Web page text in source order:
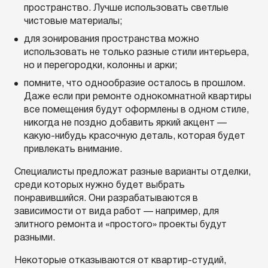
пространство. Лучше использовать светлые
чистовые материалы;
для зонирования пространства можно
использовать не только разные стили интерьера,
но и перегородки, колонны и арки;
помните, что однообразие осталось в прошлом.
Даже если при ремонте однокомнатной квартиры
все помещения будут оформлены в одном стиле,
никогда не поздно добавить яркий акцент —
какую-нибудь красочную деталь, которая будет
привлекать внимание.
Специалисты предложат разные варианты отделки,
среди которых нужно будет выбрать
понравившийся. Они разрабатываются в
зависимости от вида работ — например, для
элитного ремонта и «простого» проекты будут
разными.
Некоторые отказываются от квартир-студий,